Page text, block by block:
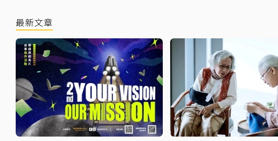
最新文章